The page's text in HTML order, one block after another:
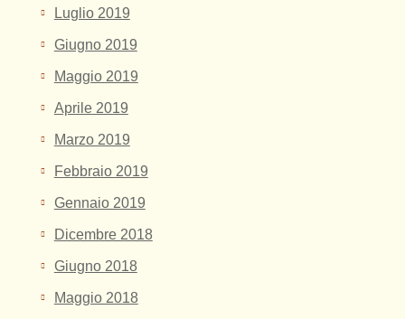
Luglio 2019
Giugno 2019
Maggio 2019
Aprile 2019
Marzo 2019
Febbraio 2019
Gennaio 2019
Dicembre 2018
Giugno 2018
Maggio 2018